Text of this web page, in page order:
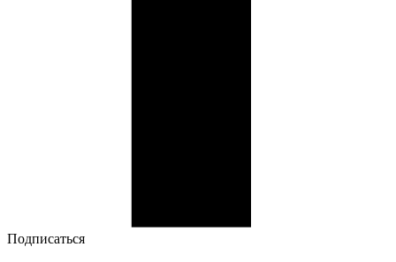
Подписаться